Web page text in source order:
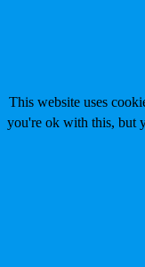
This website uses
you're ok with this, but